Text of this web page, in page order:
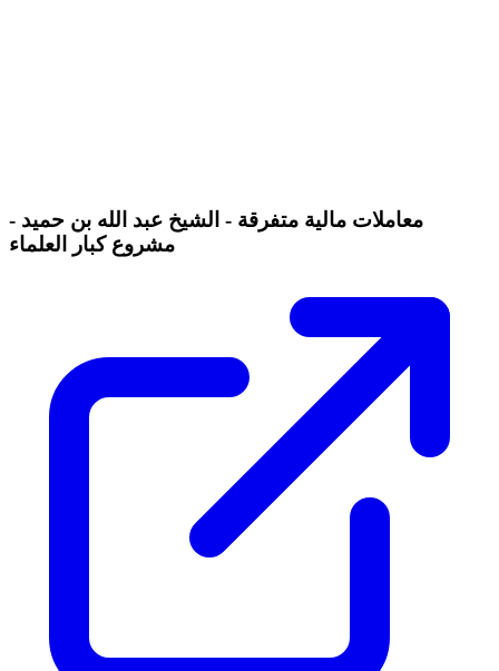
معاملات مالية متفرقة - الشيخ عبد الله بن حميد -
مشروع كبار العلماء